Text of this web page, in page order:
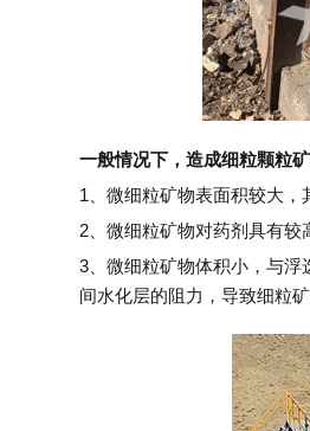
一般情况下，造成细粒颗粒
1、微细粒矿物表面积较大，
2、微细粒矿物对药剂具有较
3、微细粒矿物体积小，与
间水化层的阻力，导致细粒